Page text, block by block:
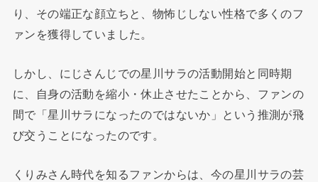
り、その端正な顔立ちと、物怖じしない性格で多くのフ
ァンを獲得していました。
しかし、にじさんじでの星川サラの活動開始と同時期
に、自身の活動を縮小・休止させたことから、ファンの
間で「星川サラになったのではないか」という推測が飛
び交うことになったのです。
くりみさん時代を知るファンからは、今の星川サラの芸